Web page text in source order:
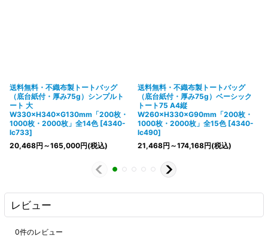
送料無料・不織布製トートバッグ
（底台紙付・厚み75g）シンプルト
ート 大
W330×H340×G130mm「200枚・
1000枚・2000枚」全14色 [4340-
lc733]
20,468円 ～165,000円(税込)
送料無料・不織布製トートバッグ
（底台紙付・厚み75g）ベーシック
トート75 A4縦
W260×H330×G90mm「200枚・
1000枚・2000枚」全15色 [4340-
lc490]
21,468円 ～174,168円(税込)
レビュー
0件のレビュー